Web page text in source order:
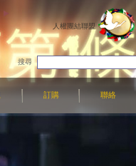
人權團結聯盟
搜尋
訂購 聯絡